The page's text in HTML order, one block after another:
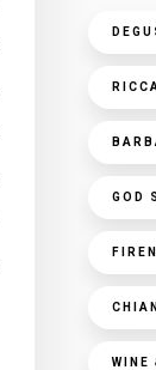
GOD
WINE